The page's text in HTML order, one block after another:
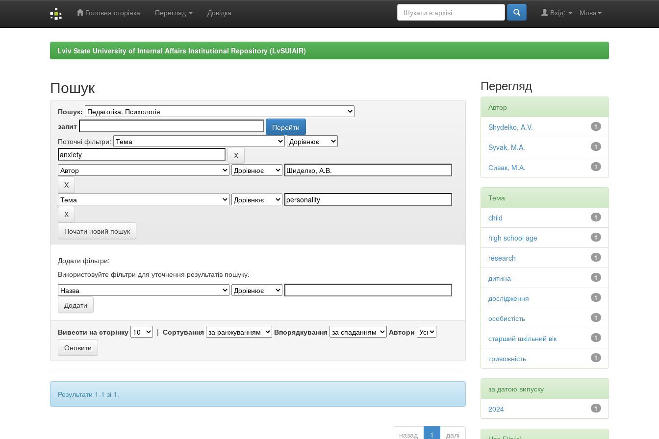
Головна сторінка Перегляд Довідка Мова
Вхід:
Lviv State University of Internal Affairs Institutional Repository (LvSUIAIR)
Пошук
Пошук:
запит
Поточні фільтри:
Почати новий пошук
Додати фільтри:
Використовуйте фільтри для уточнення результатів пошуку.
Вивести на сторінку | Сортування Впорядкування Автори
Результати 1-1 зі 1.
назад 1 далі
Перегляд
Автор
1
Shydelko, A.V.
1
Syvak, M.A.
1
Сивак, М.А.
Тема
1
child
1
high school age
1
research
1
дитина
1
дослідження
1
особистість
1
старший шкільний вік
1
тривожність
за датою випуску
1
2024